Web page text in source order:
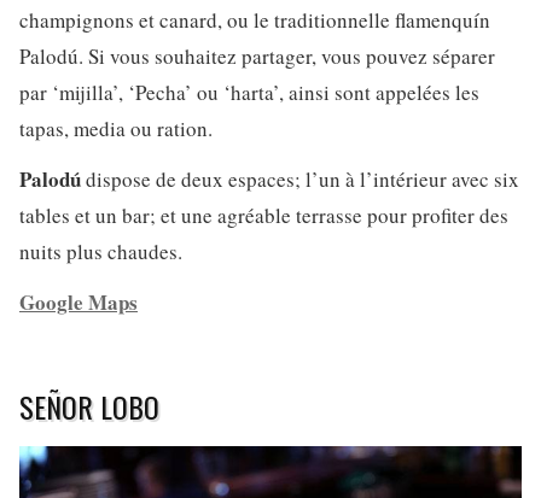
champignons et canard, ou le traditionnelle flamenquín
Palodú. Si vous souhaitez partager, vous pouvez séparer
par ‘mijilla’, ‘Pecha’ ou ‘harta’, ainsi sont appelées les
tapas, media ou ration.
Palodúdispose de deux espaces; l’un à l’intérieur avec six
tables et un bar; et une agréable terrasse pour profiter des
nuits plus chaudes.
Google Maps
SEÑOR LOBO